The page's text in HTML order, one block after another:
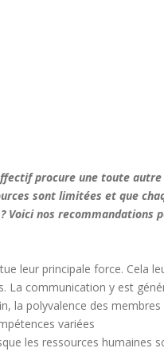
procure une toute
sont limitées et que
nos recommandations
leur principale force. Cela
communication y est
la polyvalence des
variées
les ressources